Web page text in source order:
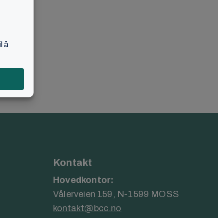
Kontakt
Hovedkontor:
Vålerveien 159, N-1599 MOSS
kontakt@bcc.no